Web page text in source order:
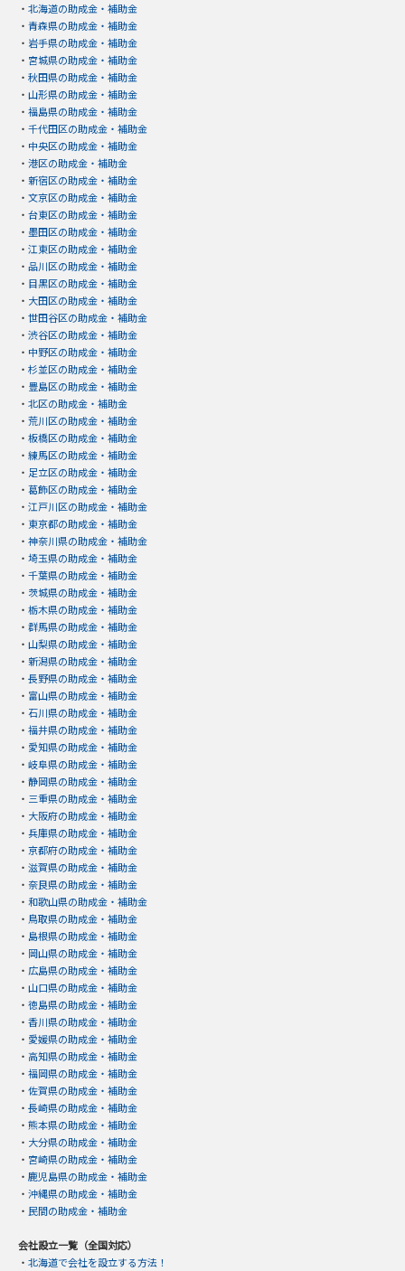
・ 北海道の助成金・補助金
・ 青森県の助成金・補助金
・ 岩手県の助成金・補助金
・ 宮城県の助成金・補助金
・ 秋田県の助成金・補助金
・ 山形県の助成金・補助金
・ 福島県の助成金・補助金
・ 千代田区の助成金・補助金
・ 中央区の助成金・補助金
・ 港区の助成金・補助金
・ 新宿区の助成金・補助金
・ 文京区の助成金・補助金
・ 台東区の助成金・補助金
・ 墨田区の助成金・補助金
・ 江東区の助成金・補助金
・ 品川区の助成金・補助金
・ 目黒区の助成金・補助金
・ 大田区の助成金・補助金
・ 世田谷区の助成金・補助金
・ 渋谷区の助成金・補助金
・ 中野区の助成金・補助金
・ 杉並区の助成金・補助金
・ 豊島区の助成金・補助金
・ 北区の助成金・補助金
・ 荒川区の助成金・補助金
・ 板橋区の助成金・補助金
・ 練馬区の助成金・補助金
・ 足立区の助成金・補助金
・ 葛飾区の助成金・補助金
・ 江戸川区の助成金・補助金
・ 東京都の助成金・補助金
・ 神奈川県の助成金・補助金
・ 埼玉県の助成金・補助金
・ 千葉県の助成金・補助金
・ 茨城県の助成金・補助金
・ 栃木県の助成金・補助金
・ 群馬県の助成金・補助金
・ 山梨県の助成金・補助金
・ 新潟県の助成金・補助金
・ 長野県の助成金・補助金
・ 富山県の助成金・補助金
・ 石川県の助成金・補助金
・ 福井県の助成金・補助金
・ 愛知県の助成金・補助金
・ 岐阜県の助成金・補助金
・ 静岡県の助成金・補助金
・ 三重県の助成金・補助金
・ 大阪府の助成金・補助金
・ 兵庫県の助成金・補助金
・ 京都府の助成金・補助金
・ 滋賀県の助成金・補助金
・ 奈良県の助成金・補助金
・ 和歌山県の助成金・補助金
・ 鳥取県の助成金・補助金
・ 島根県の助成金・補助金
・ 岡山県の助成金・補助金
・ 広島県の助成金・補助金
・ 山口県の助成金・補助金
・ 徳島県の助成金・補助金
・ 香川県の助成金・補助金
・ 愛媛県の助成金・補助金
・ 高知県の助成金・補助金
・ 福岡県の助成金・補助金
・ 佐賀県の助成金・補助金
・ 長崎県の助成金・補助金
・ 熊本県の助成金・補助金
・ 大分県の助成金・補助金
・ 宮崎県の助成金・補助金
・ 鹿児島県の助成金・補助金
・ 沖縄県の助成金・補助金
・ 民間の助成金・補助金
会社設立一覧（全国対応）
・ 北海道で会社を設立する方法！